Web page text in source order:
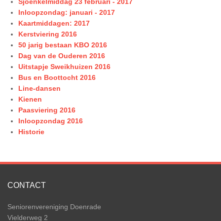
Inloopzondag: januari - 2017
Kaartmiddagen: 2017
Kerstviering 2016
50 jarig bestaan KBO 2016
Dag van de Ouderen 2016
Uitstapje Sweikhuizen 2016
Bus en Boottocht 2016
Line-dansen
Kienen
Paasviering 2016
Inloopzondag 2016
Historie
CONTACT
Seniorenvereniging Doenrade
Vielderweg 2